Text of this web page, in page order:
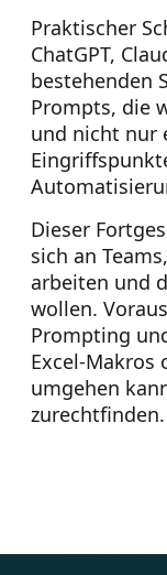
Praktischer
ChatGPT,
bestehenden
Prompts, die
und nicht nur
Dieser
sich an
arbeiten und
wollen.
Prompting
Excel-Makros
umgehen
zurechtfinden.